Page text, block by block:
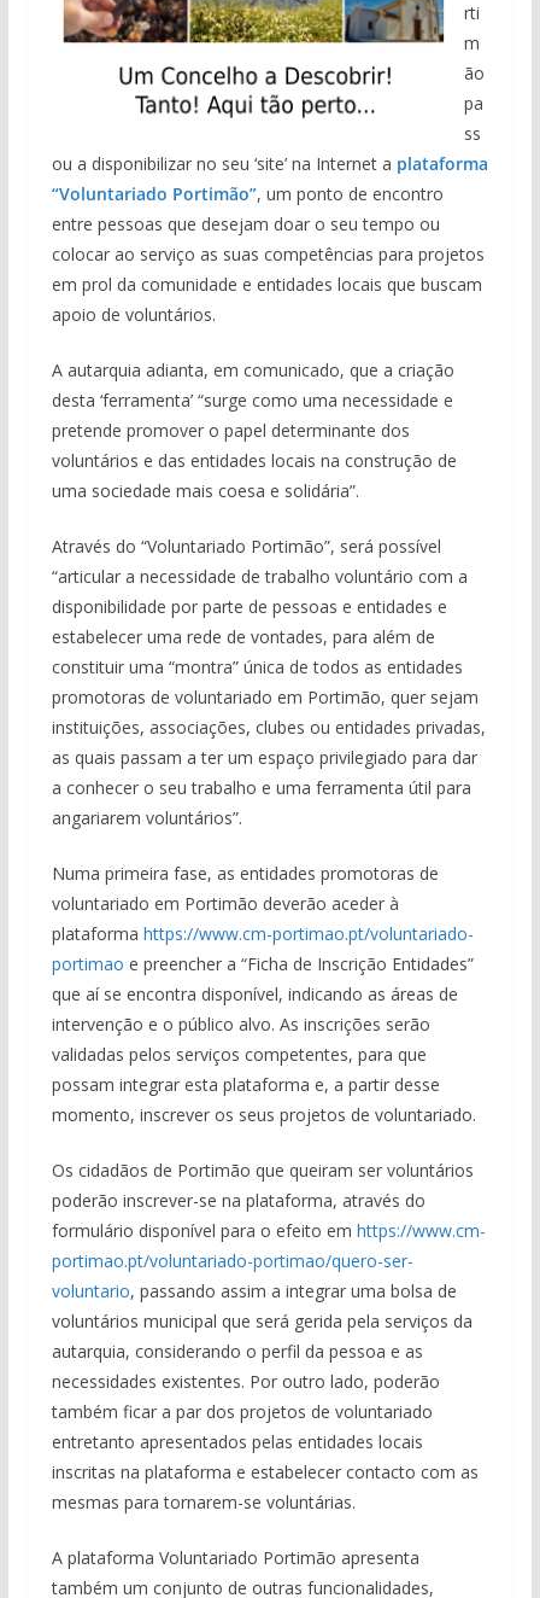
rti
m
ão
pa
ss
ou a disponibilizar no seu ‘site’ na Internet a plataforma
“Voluntariado Portimão”, um ponto de encontro
entre pessoas que desejam doar o seu tempo ou
colocar ao serviço as suas competências para projetos
em prol da comunidade e entidades locais que buscam
apoio de voluntários.
A autarquia adianta, em comunicado, que a criação
desta ‘ferramenta’ “surge como uma necessidade e
pretende promover o papel determinante dos
voluntários e das entidades locais na construção de
uma sociedade mais coesa e solidária”.
Através do “Voluntariado Portimão”, será possível
“articular a necessidade de trabalho voluntário com a
disponibilidade por parte de pessoas e entidades e
estabelecer uma rede de vontades, para além de
constituir uma “montra” única de todos as entidades
promotoras de voluntariado em Portimão, quer sejam
instituições, associações, clubes ou entidades privadas,
as quais passam a ter um espaço privilegiado para dar
a conhecer o seu trabalho e uma ferramenta útil para
angariarem voluntários”.
Numa primeira fase, as entidades promotoras de
voluntariado em Portimão deverão aceder à
plataforma https://www.cm-portimao.pt/voluntariado-
portimao e preencher a “Ficha de Inscrição Entidades”
que aí se encontra disponível, indicando as áreas de
intervenção e o público alvo. As inscrições serão
validadas pelos serviços competentes, para que
possam integrar esta plataforma e, a partir desse
momento, inscrever os seus projetos de voluntariado.
Os cidadãos de Portimão que queiram ser voluntários
poderão inscrever-se na plataforma, através do
formulário disponível para o efeito em https://www.cm-
portimao.pt/voluntariado-portimao/quero-ser-
voluntario, passando assim a integrar uma bolsa de
voluntários municipal que será gerida pela serviços da
autarquia, considerando o perfil da pessoa e as
necessidades existentes. Por outro lado, poderão
também ficar a par dos projetos de voluntariado
entretanto apresentados pelas entidades locais
inscritas na plataforma e estabelecer contacto com as
mesmas para tornarem-se voluntárias.
A plataforma Voluntariado Portimão apresenta
também um conjunto de outras funcionalidades,